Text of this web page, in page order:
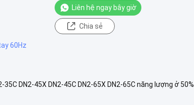
Liên hệ ngay bây giờ
Chia sẻ
60Hz
DN2-45X DN2-45C DN2-65X DN2-65C năng lượng ở 50%